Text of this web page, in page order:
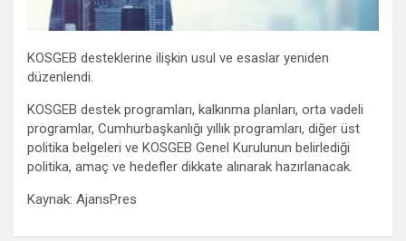
KOSGEB desteklerine ilişkin usul ve esaslar yeniden
düzenlendi.
KOSGEB destek programları, kalkınma planları, orta vadeli
programlar, Cumhurbaşkanlığı yıllık programları, diğer üst
politika belgeleri ve KOSGEB Genel Kurulunun belirlediği
politika, amaç ve hedefler dikkate alınarak hazırlanacak.
Kaynak: AjansPres